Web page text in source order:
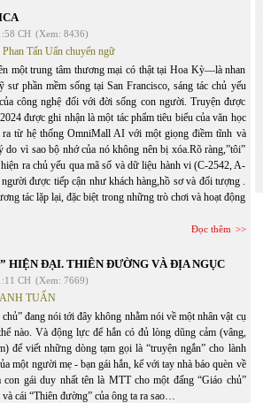
CH (Xem: 8436)
Phan Tấn Uẩn chuyển ngữ
một trung tâm thương mại có thật tại Hoa Kỳ—là nhan
sư phần mềm sống tại San Francisco, sáng tác chủ yếu
công nghệ đối với đời sống con người. Truyện được
được ghi nhận là một tác phẩm tiêu biểu của văn học
từ hệ thống OmniMall AI với một giọng điềm tĩnh và
vì sao bộ nhớ của nó không nên bị xóa.Rõ ràng,”tôi”
ra chủ yếu qua mã số và dữ liệu hành vi (C-2542, A-
được tiếp cận như khách hàng,hồ sơ và đối tượng .
tác lặp lại, đặc biệt trong những trò chơi và hoạt động
Đọc thêm
HIỆN ĐẠI. THIÊN ĐƯỜNG VÀ ĐỊA NGỤC
CH (Xem: 7669)
TUẤN
đang nói tới đây không nhằm nói về một nhân vật cụ
nào. Và động lực để hắn có đủ lòng dũng cảm (vâng,
để viết những dòng tạm gọi là “truyện ngắn” cho lành
một người mẹ - bạn gái hắn, kể với tay nhà báo quèn về
con gái duy nhất tên là MTT cho một đấng “Giáo chủ”
cái “Thiên đường” của ông ta ra sao…